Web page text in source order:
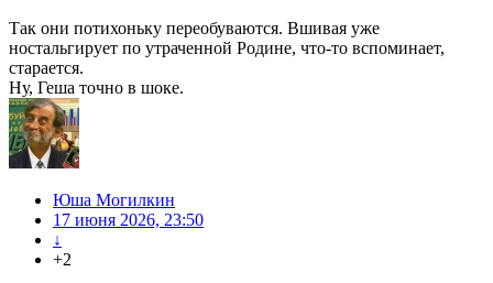
Так они потихоньку переобуваются. Вшивая уже
ностальгирует по утраченной Родине, что-то вспоминает,
старается.
Ну, Геша точно в шоке.
Юша Могилкин
17 июня 2026, 23:50
↓
+2